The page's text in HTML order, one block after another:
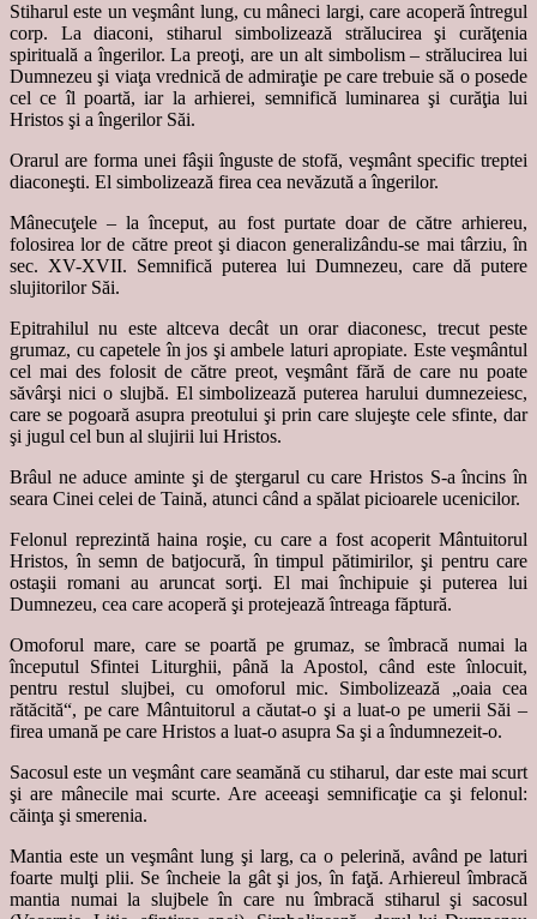
Stiharul este un veşmânt lung, cu mâneci largi, care acoperă întregul
corp. La diaconi, stiharul simbolizează strălucirea şi curăţenia
spirituală a îngerilor. La preoţi, are un alt simbolism – strălucirea lui
Dumnezeu şi viaţa vrednică de admiraţie pe care trebuie să o posede
cel ce îl poartă, iar la arhierei, semnifică luminarea şi curăţia lui
Hristos şi a îngerilor Săi.
Orarul are forma unei fâşii înguste de stofă, veşmânt specific treptei
diaconeşti. El simbolizează firea cea nevăzută a îngerilor.
Mânecuţele – la început, au fost purtate doar de către arhiereu,
folosirea lor de către preot şi diacon generalizându-se mai târziu, în
sec. XV-XVII. Semnifică puterea lui Dumnezeu, care dă putere
slujitorilor Săi.
Epitrahilul nu este altceva decât un orar diaconesc, trecut peste
grumaz, cu capetele în jos şi ambele laturi apropiate. Este veşmântul
cel mai des folosit de către preot, veşmânt fără de care nu poate
săvârşi nici o slujbă. El simbolizează puterea harului dumnezeiesc,
care se pogoară asupra preotului şi prin care slujeşte cele sfinte, dar
şi jugul cel bun al slujirii lui Hristos.
Brâul ne aduce aminte şi de ştergarul cu care Hristos S-a încins în
seara Cinei celei de Taină, atunci când a spălat picioarele ucenicilor.
Felonul reprezintă haina roşie, cu care a fost acoperit Mântuitorul
Hristos, în semn de batjocură, în timpul pătimirilor, şi pentru care
ostaşii romani au aruncat sorţi. El mai închipuie şi puterea lui
Dumnezeu, cea care acoperă şi protejează întreaga făptură.
Omoforul mare, care se poartă pe grumaz, se îmbracă numai la
începutul Sfintei Liturghii, până la Apostol, când este înlocuit,
pentru restul slujbei, cu omoforul mic. Simbolizează „oaia cea
rătăcită“, pe care Mântuitorul a căutat-o şi a luat-o pe umerii Săi –
firea umană pe care Hristos a luat-o asupra Sa şi a îndumnezeit-o.
Sacosul este un veşmânt care seamănă cu stiharul, dar este mai scurt
şi are mânecile mai scurte. Are aceeaşi semnificaţie ca şi felonul:
căinţa şi smerenia.
Mantia este un veşmânt lung şi larg, ca o pelerină, având pe laturi
foarte mulţi plii. Se încheie la gât şi jos, în faţă. Arhiereul îmbracă
mantia numai la slujbele în care nu îmbracă stiharul şi sacosul